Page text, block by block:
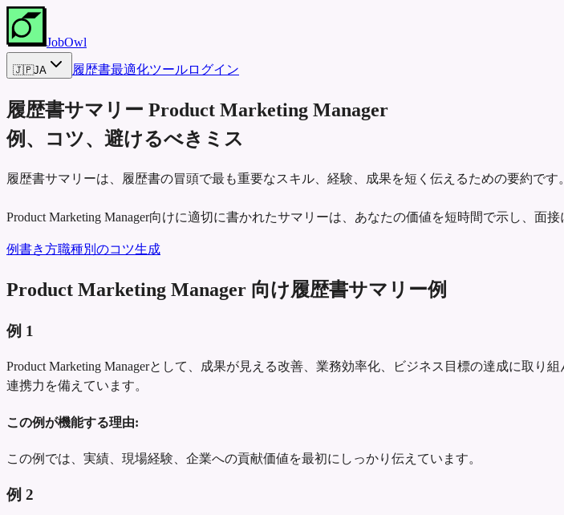
JobOwl
🇯🇵JA 履歴書最適化ツールログイン
履歴書サマリー Product Marketing Manager
例、コツ、避けるべきミス
履歴書サマリーは、履歴書の冒頭で最も重要なスキル、経験、成果を短く伝えるための要約で
Product Marketing Manager向けに適切に書かれたサマリーは、あなたの価値を短時間で示し、面
例書き方職種別のコツ生成
Product Marketing Manager 向け履歴書サマリー例
例 1
Product Marketing Managerとして、成果が見える改善、業務効率化、ビジネス目標の達成に取
連携力を備えています。
この例が機能する理由:
この例では、実績、現場経験、企業への貢献価値を最初にしっかり伝えています。
例 2